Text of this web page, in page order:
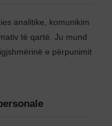
analitike, komunikim
të qartë. Ju mund
e përpunimit